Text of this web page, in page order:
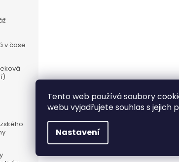
Tento web používá soubory
webu vyjadřujete souhlas s jejich
Nastavení
v čase